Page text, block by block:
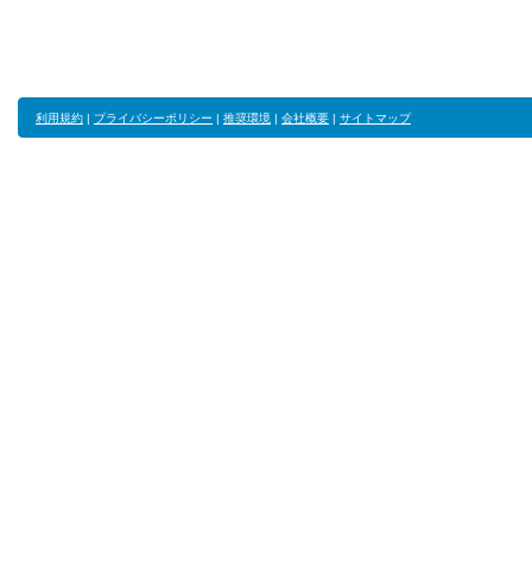
利用規約 | プライバシーポリシー | 推奨環境 | 会社概要 | サイトマップ